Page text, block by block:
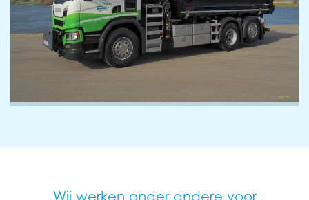
Wij werken onder andere voor